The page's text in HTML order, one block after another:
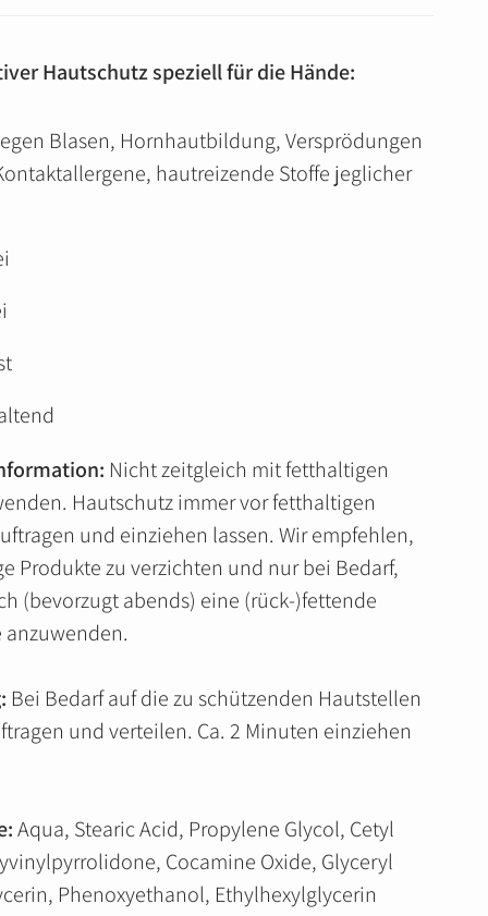
Hautschutz speziell für die Hände:
Blasen, Hornhautbildung, Versprödungen
hautreizende Stoffe jeglicher
Nicht zeitgleich mit fetthaltigen
Hautschutz immer vor fetthaltigen
und einziehen lassen. Wir empfehlen,
Produkte zu verzichten und nur bei Bedarf,
(bevorzugt abends) eine (rück-)fettende
anzuwenden.
Bei Bedarf auf die zu schützenden Hautstellen
und verteilen. Ca. 2 Minuten einziehen
Aqua, Stearic Acid, Propylene Glycol, Cetyl
Cocamine Oxide, Glyceryl
Phenoxyethanol, Ethylhexylglycerin